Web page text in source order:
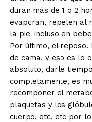
duran más de 1 o 2
evaporan, repelen al
la piel incluso en
Por último, el reposo.
de cama, y eso es lo
absoluto, darle
completamente, es
recomponer el
plaquetas y los
cuerpo, etc, etc por